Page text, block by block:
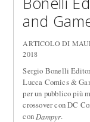
and
ARTICOLO DI
2018
Sergio Bonelli
Lucca Comics &
per un pubblico più
crossover con DC
con Dampyr.